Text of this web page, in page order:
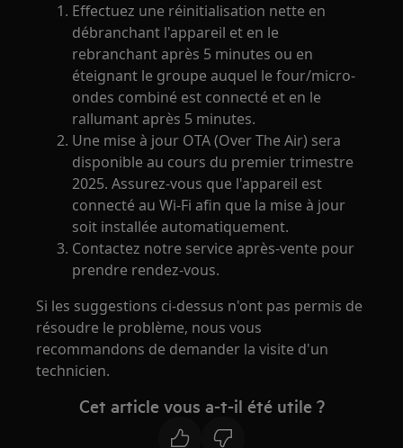
Effectuez une réinitialisation nette en
débranchant l'appareil et en le
rebranchant après 5 minutes ou en
éteignant le groupe auquel le four/micro-
ondes combiné est connecté et en le
rallumant après 5 minutes.
Une mise à jour OTA (Over The Air) sera
disponible au cours du premier trimestre
2025. Assurez-vous que l'appareil est
connecté au Wi-Fi afin que la mise à jour
soit installée automatiquement.
Contactez notre service après-vente pour
prendre rendez-vous.
Si les suggestions ci-dessus n'ont pas permis de
résoudre le problème, nous vous
recommandons de demander la visite d'un
technicien.
Cet article vous a-t-il été utile ?